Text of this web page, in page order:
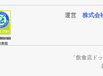
食の居抜き売却物件の案件一
食の居抜き売却物件の案件一覧
の他の居抜き売却物件の案件
運営 株式会
「飲食店ド